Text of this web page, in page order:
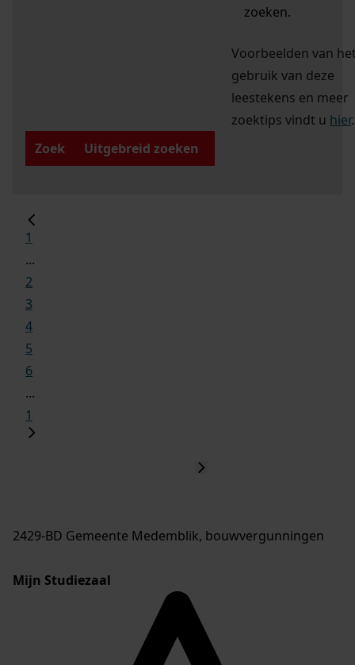
zoeken.
Voorbeelden van
gebruik van deze
leestekens en meer
zoektips vindt u hier.
Zoek
Uitgebreid zoeken
1
...
2
3
4
5
6
...
1
2429-BD Gemeente Medemblik, bouwvergunningen
Mijn Studiezaal